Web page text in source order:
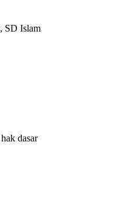
SD Islam
dasar